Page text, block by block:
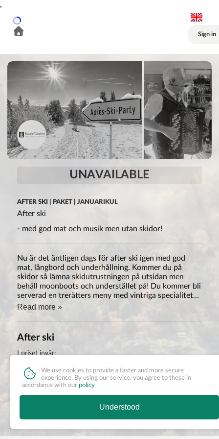
Sign in
UNAVAILABLE
AFTER SKI | PAKET | JANUARIKUL
After ski
- med god mat och musik men utan skidor!
Nu är det äntligen dags för after ski igen med god
mat, långbord och underhållning. Kommer du på
skidor så lämna skidutrustningen på utsidan men
behåll moonboots och understället på! Du kommer bli
serverad en trerätters meny med vintriga specialiteter
och i glasen självklart öl (och en Jäger för den som
Read more »
After ski
I priset ingår:
Trerättersmiddag vid långbord med vintriga godsaker
En valfri dryck
After ski underhållning med Sören Stridh som
underhöll oss på Oktoberfesten
We use cookies to provide a faster and more secure
experience. By using our service, you agree to these in
accordance with our policy
Understood
,